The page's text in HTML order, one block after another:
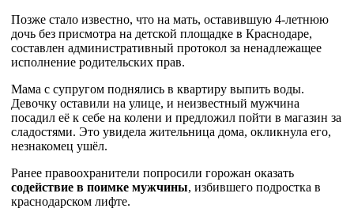
Позже стало известно, что на мать, оставившую 4-летнюю
дочь без присмотра на детской площадке в Краснодаре,
составлен административный протокол за ненадлежащее
исполнение родительских прав.
Мама с супругом поднялись в квартиру выпить воды.
Девочку оставили на улице, и неизвестный мужчина
посадил её к себе на колени и предложил пойти в магазин за
сладостями. Это увидела жительница дома, окликнула его,
незнакомец ушёл.
Ранее правоохранители попросили горожан оказать
содействие в поимке мужчины, избившего подростка в
краснодарском лифте.